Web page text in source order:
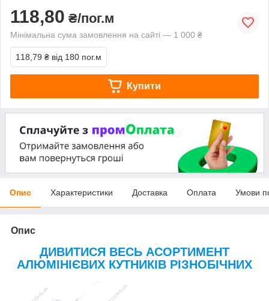
118,80 ₴/пог.м
Мінімальна сума замовлення на сайті — 1 000 ₴
118,79 ₴ від 180 пог.м
Купити
Опис Характеристики Доставка Оплата Умови
Опис
ДИВИТИСЯ ВЕСЬ АСОРТИМЕНТ
АЛЮМІНІЄВИХ КУТНИКІВ РІЗНОБІЧНИХ